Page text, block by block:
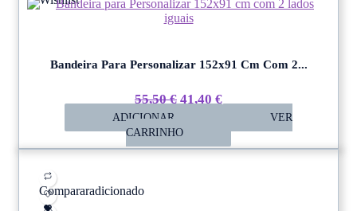
Bandeira Para Personalizar 152x91 Cm Com 2...
55,50€ O
Original
41,40 €O
ADICIONAR
VER
CARRINHO
Compararadicionado